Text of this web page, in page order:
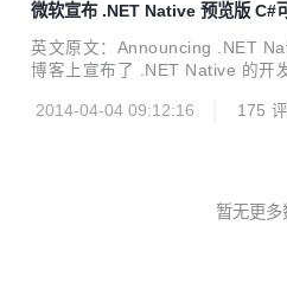
微软宣布 .NET Native 预览版 C#
英文原文：Announcing .NET
博客上宣布了 .NET Native 的开
受 C# 的高生产力，而且能拥有
少。 目前开发者可以使用该开发
2014-04-04 09:12:16 175
暂无更多